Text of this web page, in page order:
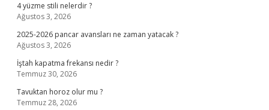
4 yüzme stili nelerdir ?
Ağustos 3, 2026
2025-2026 pancar avansları ne zaman yatacak ?
Ağustos 3, 2026
İştah kapatma frekansı nedir ?
Temmuz 30, 2026
Tavuktan horoz olur mu ?
Temmuz 28, 2026